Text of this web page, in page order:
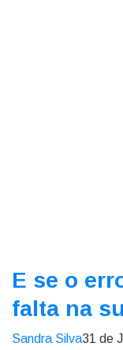
E se o
falta na
Sandra Silva31 de